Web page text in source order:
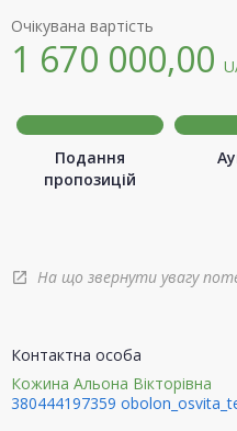
Очікувана вартість
1 670 000,00
Подання
пропозицій
open_in_new На що звернути увагу
Контактна особа
Кожина Альона Вікторівна
380444197359